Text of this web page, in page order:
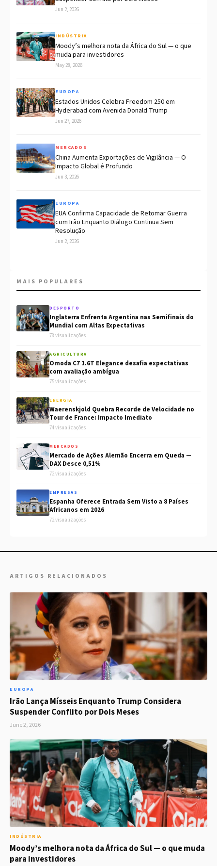
Jun 2, 2026
INDÚSTRIA
Moody’s melhora nota da África do Sul — o que
muda para investidores
May 28, 2026
EUROPA
Estados Unidos Celebra Freedom 250 em
Hyderabad com Avenida Donald Trump
Jun 27, 2026
MERCADOS
China Aumenta Exportações de Vigilância — O
Impacto Global é Profundo
Jun 3, 2026
EUROPA
EUA Confirma Capacidade de Retomar Guerra
com Irão Enquanto Diálogo Continua Sem
Resolução
Jun 2, 2026
MAIS POPULARES
DESPORTO
Inglaterra Enfrenta Argentina nas Semifinais do
Mundial com Altas Expectativas
78 visualizações
AGRICULTURA
Omoda C7 1.6T Elegance desafia expectativas
com avaliação ambígua
75 visualizações
ENERGIA
Waerenskjold Quebra Recorde de Velocidade no
Tour de France: Impacto Imediato
74 visualizações
MERCADOS
Mercado de Ações Alemão Encerra em Queda —
DAX Desce 0,51%
72 visualizações
EMPRESAS
Espanha Oferece Entrada Sem Visto a 8 Países
Africanos em 2026
72 visualizações
ARTIGOS RELACIONADOS
EUROPA
Irão Lança Mísseis Enquanto Trump Considera
Suspender Conflito por Dois Meses
June 2, 2026
INDÚSTRIA
Moody’s melhora nota da África do Sul — o que muda
para investidores